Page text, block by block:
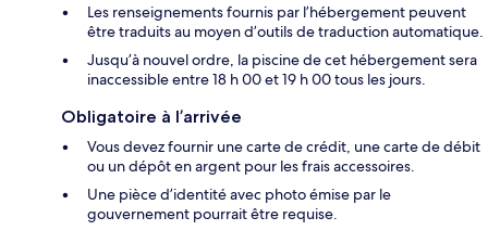
Les renseignements fournis par l’hébergement peuvent
être traduits au moyen d’outils de traduction automatique.
Jusqu’à nouvel ordre, la piscine de cet hébergement sera
inaccessible entre 18 h 00 et 19 h 00 tous les jours.
Obligatoire à l’arrivée
Vous devez fournir une carte de crédit, une carte de débit
ou un dépôt en argent pour les frais accessoires.
Une pièce d’identité avec photo émise par le
gouvernement pourrait être requise.